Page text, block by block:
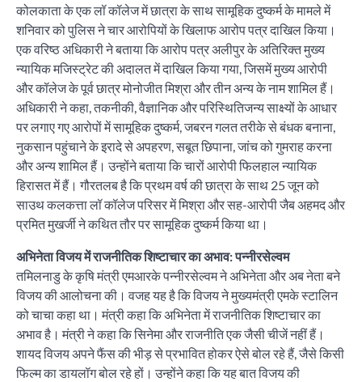
कोलकाता के एक लॉ कॉलेज में छात्रा के साथ सामूहिक दुष्कर्म के मामले में
शनिवार को पुलिस ने चार आरोपियों के खिलाफ आरोप पत्र दाखिल किया।
एक वरिष्ठ अधिकारी ने बताया कि आरोप पत्र अलीपुर के अतिरिक्त मुख्य
न्यायिक मजिस्ट्रेट की अदालत में दाखिल किया गया, जिसमें मुख्य आरोपी
और कॉलेज के पूर्व छात्र मोनोजीत मिश्रा और तीन अन्य के नाम शामिल हैं।
अधिकारी ने कहा, तकनीकी, वैज्ञानिक और परिस्थितिजन्य साक्ष्यों के आधार
पर लगाए गए आरोपों में सामूहिक दुष्कर्म, जबरन गलत तरीके से बंधक बनाना,
नुकसान पहुंचाने के इरादे से अपहरण, सबूत छिपाना, जांच को गुमराह करना
और अन्य शामिल हैं। उन्होंने बताया कि चारों आरोपी फिलहाल न्यायिक
हिरासत में हैं। गौरतलब है कि प्रथम वर्ष की छात्रा के साथ 25 जून को
साउथ कलकत्ता लॉ कॉलेज परिसर में मिश्रा और सह-आरोपी जैब अहमद और
प्रमित मुखर्जी ने कथित तौर पर सामूहिक दुष्कर्म किया था।
अभिनेता विजय में राजनीतिक शिष्टाचार का अभाव: पन्नीरसेल्वम
तमिलनाडु के कृषि मंत्री एमआरके पन्नीरसेल्वम ने अभिनेता और अब नेता बने
विजय की आलोचना की। वजह यह है कि विजय ने मुख्यमंत्री एमके स्टालिन
को चाचा कहा था। मंत्री कहा कि अभिनेता में राजनीतिक शिष्टाचार का
अभाव है। मंत्री ने कहा कि सिनेमा और राजनीति एक जैसी चीजें नहीं हैं।
शायद विजय अपने फैंस की भीड़ से प्रभावित होकर ऐसे बोल रहे हैं, जैसे किसी
फिल्म का डायलॉग बोल रहे हों। उन्होंने कहा कि यह बात विजय की